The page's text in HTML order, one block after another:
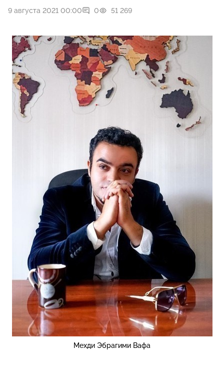
9 августа 2021 00:00 0 51 269
Мехди Эбрагими Вафа